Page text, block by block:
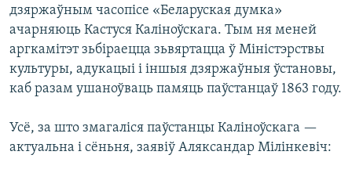
дзяржаўным часопісе «Беларуская думка»
ачарняюць Кастуся Каліноўскага. Тым ня меней
аргкамітэт зьбіраецца зьвяртацца ў Міністэрствы
культуры, адукацыі і іншыя дзяржаўныя ўстановы,
каб разам ушаноўваць памяць паўстанцаў 1863 году.
Усё, за што змагаліся паўстанцы Каліноўскага —
актуальна і сёньня, заявіў Аляксандар Мілінкевіч: